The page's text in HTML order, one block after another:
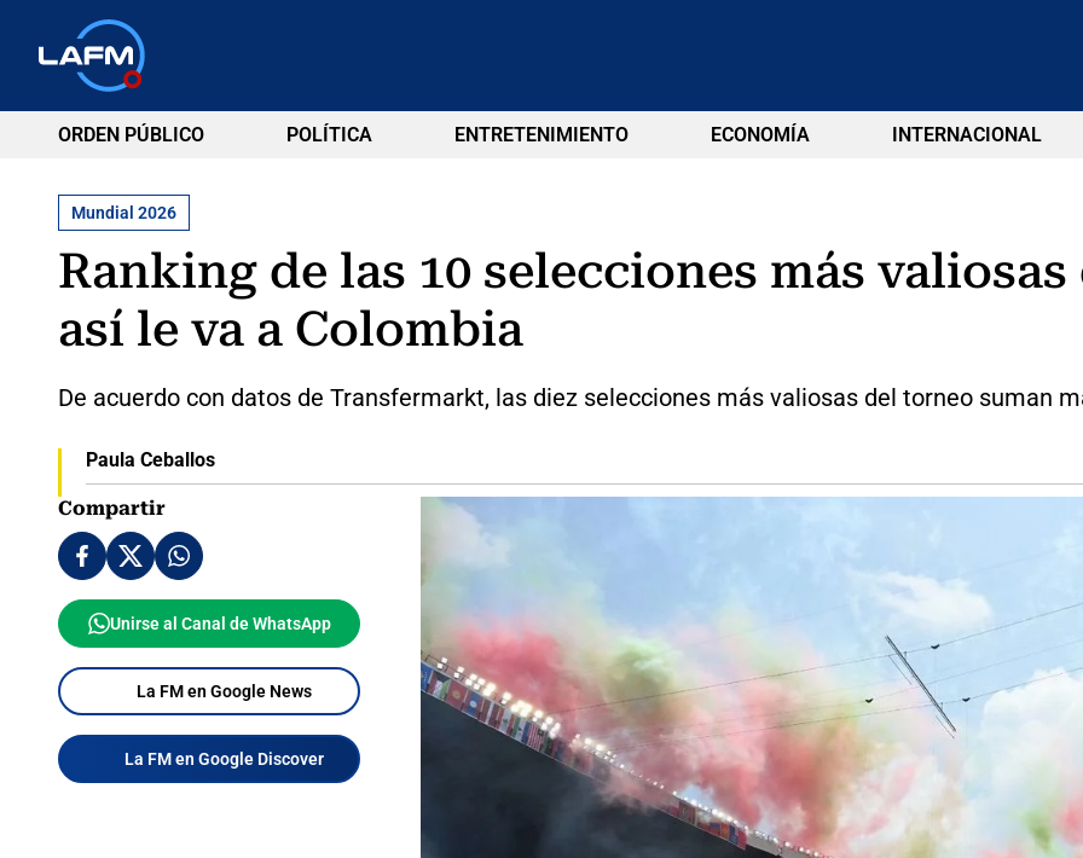
ORDEN PÚBLICO POLÍTICA ENTRETENIMIENTO ECONOMÍA INTERNACIONAL
Mundial 2026
Ranking de las 10 selecciones más
así le va a Colombia
De acuerdo con datos de Transfermarkt, las diez selecciones más valiosas del torneo suman
Paula Ceballos
Compartir
Unirse al Canal de WhatsApp
La FM en Google News
La FM en Google Discover